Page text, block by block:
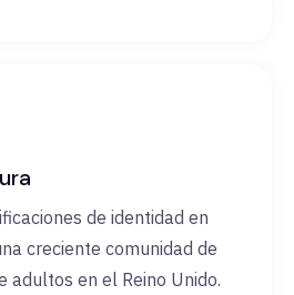
de identidad en
creciente comunidad de
adultos en el Reino Unido.